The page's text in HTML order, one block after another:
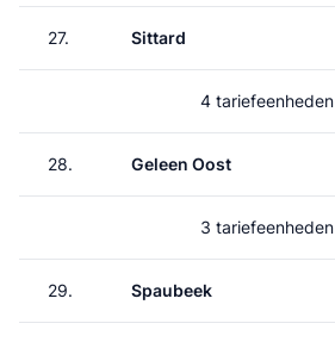
27. Sittard
4 tariefeenheden
28. Geleen Oost
3 tariefeenheden
29. Spaubeek